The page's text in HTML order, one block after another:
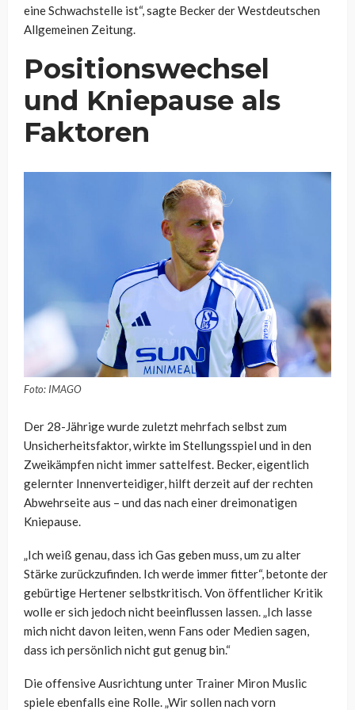
eine Schwachstelle ist“, sagte Becker der Westdeutschen
Allgemeinen Zeitung.
Positionswechsel
und Kniepause als
Faktoren
Foto: IMAGO
Der 28-Jährige wurde zuletzt mehrfach selbst zum
Unsicherheitsfaktor, wirkte im Stellungsspiel und in den
Zweikämpfen nicht immer sattelfest. Becker, eigentlich
gelernter Innenverteidiger, hilft derzeit auf der rechten
Abwehrseite aus – und das nach einer dreimonatigen
Kniepause.
„Ich weiß genau, dass ich Gas geben muss, um zu alter
Stärke zurückzufinden. Ich werde immer fitter“, betonte der
gebürtige Hertener selbstkritisch. Von öffentlicher Kritik
wolle er sich jedoch nicht beeinflussen lassen. „Ich lasse
mich nicht davon leiten, wenn Fans oder Medien sagen,
dass ich persönlich nicht gut genug bin.“
Die offensive Ausrichtung unter Trainer Miron Muslic
spiele ebenfalls eine Rolle. „Wir sollen nach vorn